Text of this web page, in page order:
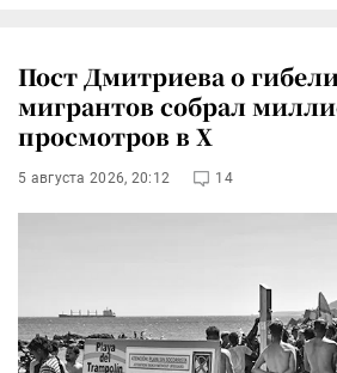
Пост Дмитриева о
мигрантов собрал
просмотров в X
5 августа 2026, 20:12 14